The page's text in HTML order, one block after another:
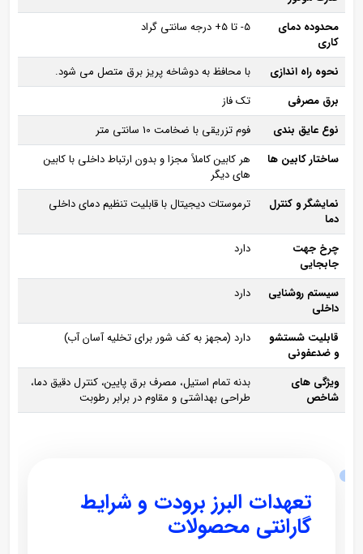
محدوده دمای
کاری
5- تا 5+ درجه سانتی‌ گراد
نحوه راه‌ اندازی
با محافظ به دوشاخه پریز برق متصل می‌ شود.
برق مصرفی
تک‌ فاز
نوع عایق‌ بندی
فوم تزریقی با ضخامت 10 سانتی‌ متر
ساختار کابین‌ ها
هر کابین کاملاً مجزا و بدون ارتباط داخلی با کابین‌
های دیگر
نمایشگر و کنترل
دما
ترموستات دیجیتال با قابلیت تنظیم دمای داخلی
چرخ جهت
جابجایی
دارد
سیستم روشنایی
داخلی
دارد
قابلیت شستشو
و ضدعفونی
دارد (مجهز به کف‌ شور برای تخلیه آسان آب)
ویژگی‌ های
شاخص
بدنه تمام استیل، مصرف برق پایین، کنترل دقیق دما،
طراحی بهداشتی و مقاوم در برابر رطوبت
تعهدات البرز برودت و شرایط
گارانتی محصولات